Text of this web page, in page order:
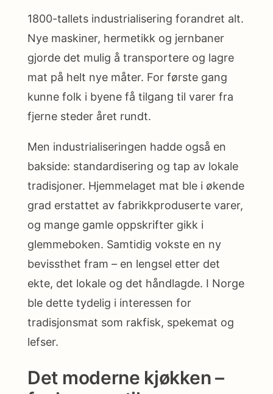
1800-tallets industrialisering forandret alt.
Nye maskiner, hermetikk og jernbaner
gjorde det mulig å transportere og lagre
mat på helt nye måter. For første gang
kunne folk i byene få tilgang til varer fra
fjerne steder året rundt.
Men industrialiseringen hadde også en
bakside: standardisering og tap av lokale
tradisjoner. Hjemmelaget mat ble i økende
grad erstattet av fabrikkproduserte varer,
og mange gamle oppskrifter gikk i
glemmeboken. Samtidig vokste en ny
bevissthet fram – en lengsel etter det
ekte, det lokale og det håndlagde. I Norge
ble dette tydelig i interessen for
tradisjonsmat som rakfisk, spekemat og
lefser.
Det moderne kjøkken –